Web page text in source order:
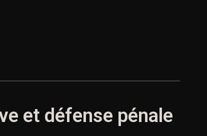
et défense pénale